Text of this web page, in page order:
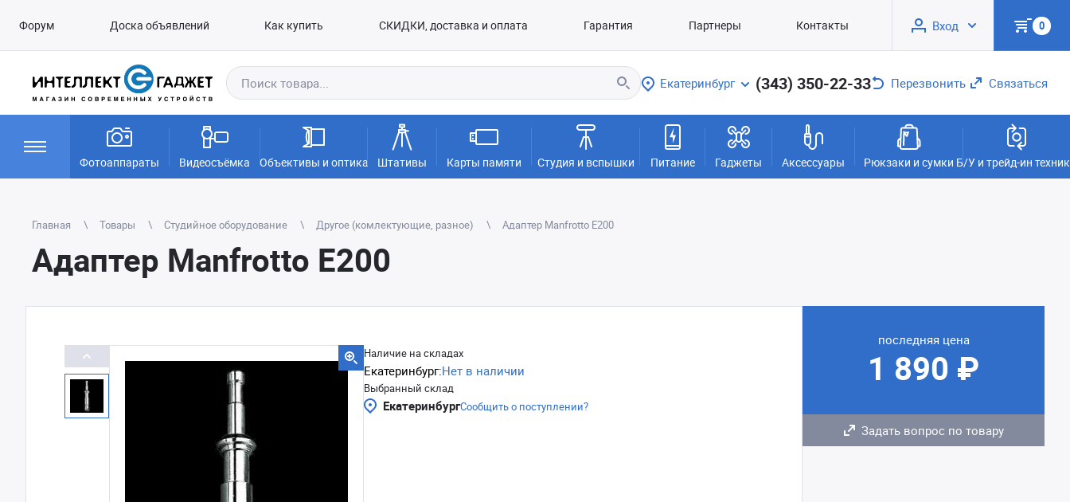
Форум Доска объявлений Как купить СКИДКИ, доставка и оплата Гарантия Партнеры Контакты Вход 0
Екатеринбург (343) 350-22-33 Перезвонить Связаться
Фотоаппараты Видеосъёмка Объективы и оптика Штативы Карты памяти Студия и вспышки Питание Гаджеты Аксессуары Рюкзаки и сумки Б/У и трейд-ин
Главная Товары Студийное оборудование Другое (комлектующие, разное) Адаптер Manfrotto E200
Адаптер Manfrotto E200
Наличие на складах
Екатеринбург:Нет в наличии
Выбранный склад
ЕкатеринбургСообщить о поступлении?
последняя цена
1 890 ₽
Задать вопрос по товару